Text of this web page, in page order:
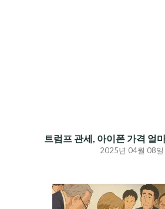
트럼프 관세, 아이폰 가격 얼
2025년 04월 08일